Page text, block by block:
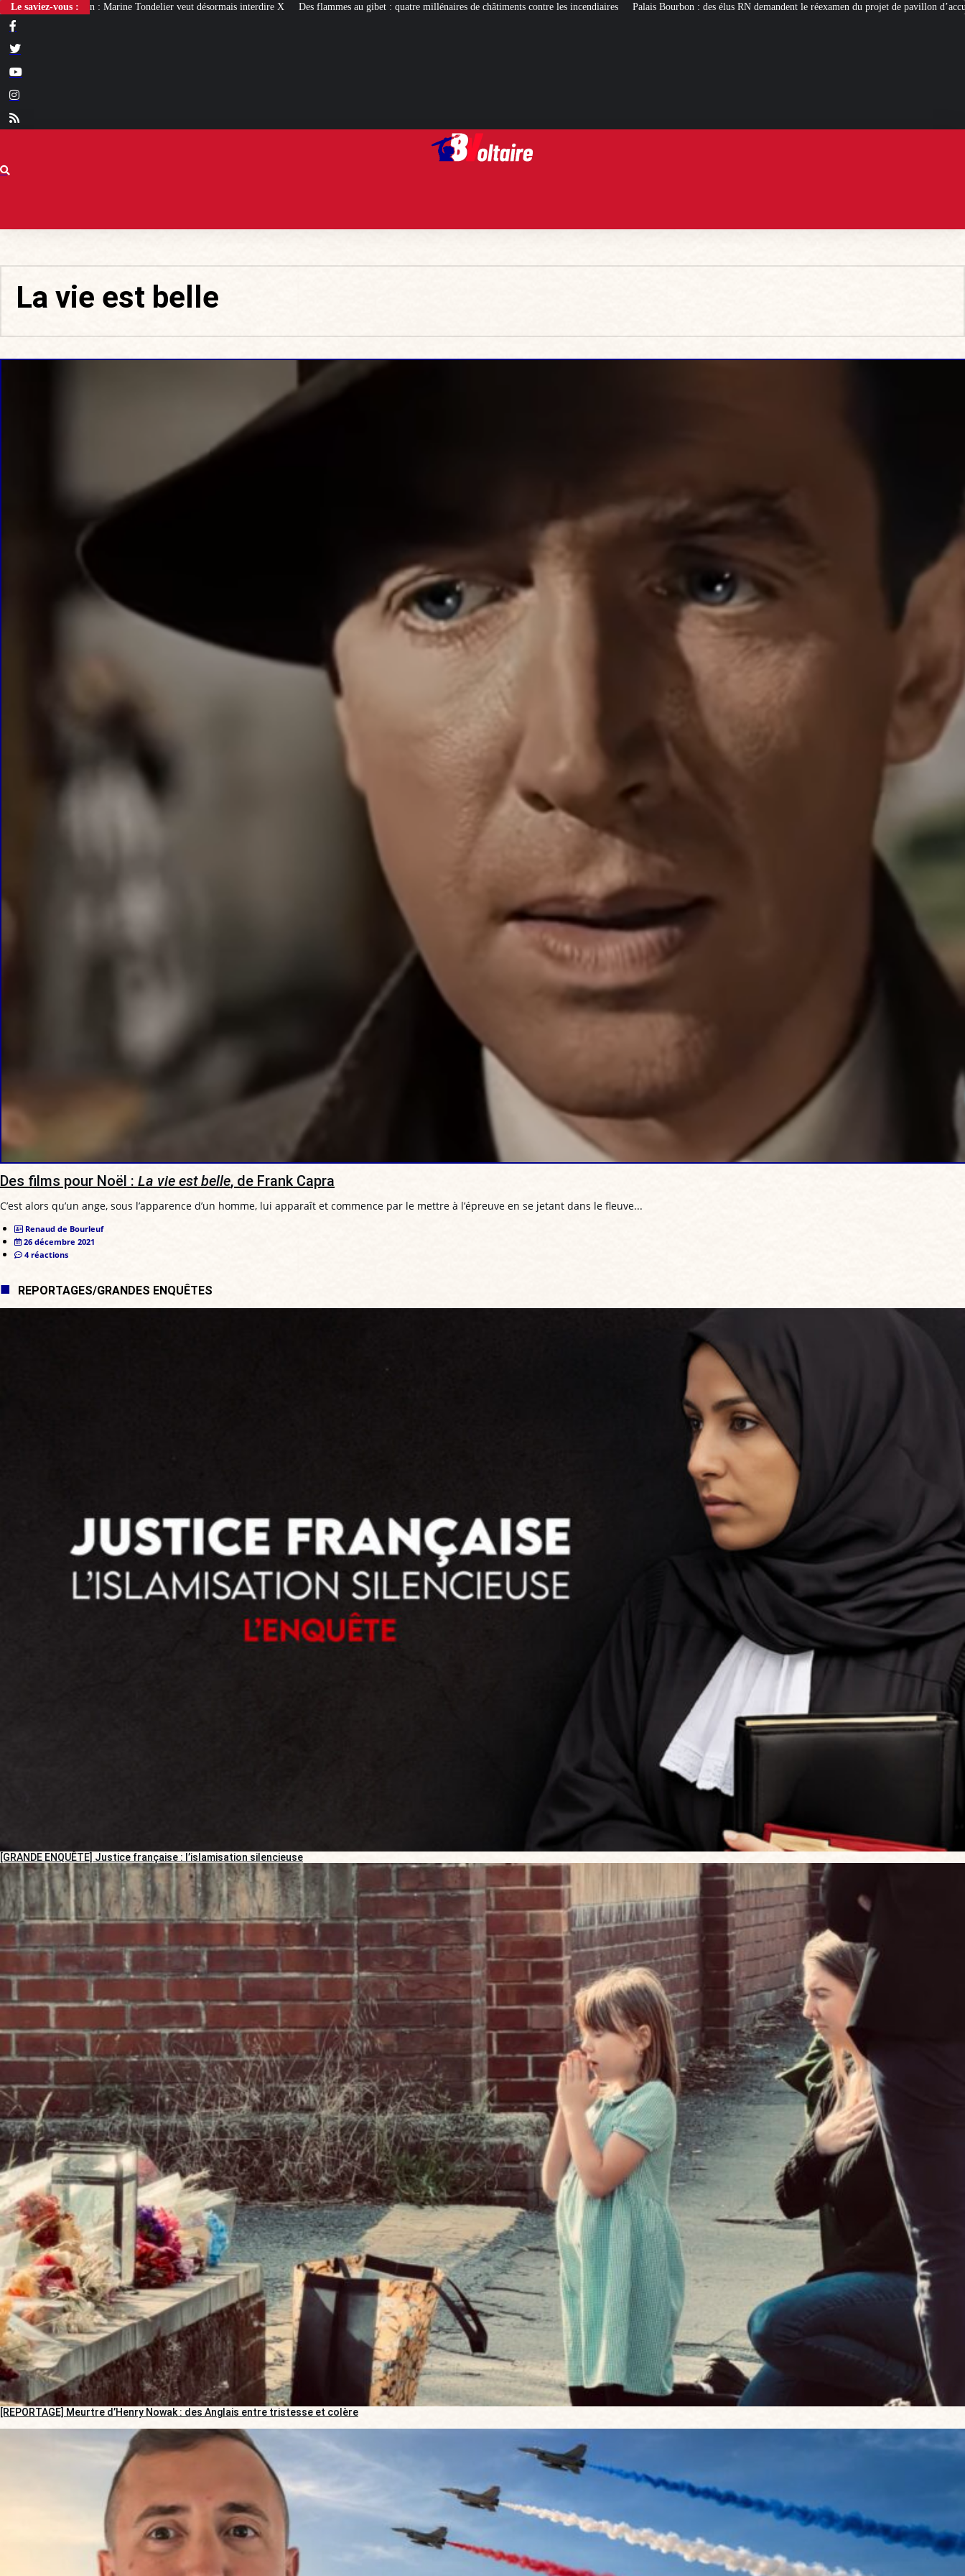
Le saviez-vous :
Tondelier veut désormais interdire X Des flammes au gibet : quatre millénaires de châtiments contre les incendiaires Palais Bourbon : des élus RN demandent le réexamen du projet de pavillon d’accueil à 50 millions d’euros
La vie est belle
Des films pour Noël : La vie est belle, de Frank Capra
C’est alors qu’un ange, sous l’apparence d’un homme, lui apparaît et commence par le mettre à l’épreuve en se jetant dans le fleuve...
Renaud de Bourleuf
26 décembre 2021
4 réactions
REPORTAGES/GRANDES ENQUÊTES
[GRANDE ENQUÊTE] Justice française : l’islamisation silencieuse
[REPORTAGE] Meurtre d’Henry Nowak : des Anglais entre tristesse et colère